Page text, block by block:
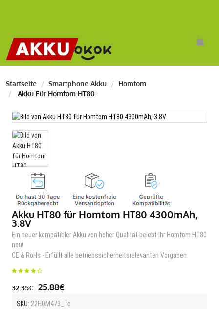
Startseite Smartphone Akku
Homtom
Akku Für Homtom HT80
Akku HT80 für Homtom HT80 4300mAh,
3.8V
Ein neuer kompatibler Akku von hoher Qualität belebt Ihr Homtom HT80
neu!
CE & RoHs - Erfüllt alle betriebssicherheitsrelevanten Vorgaben
32.35€ 25.88€
SKU: 22HOM473_Te